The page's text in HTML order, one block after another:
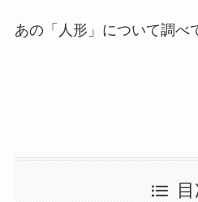
あの「人形」について調べ